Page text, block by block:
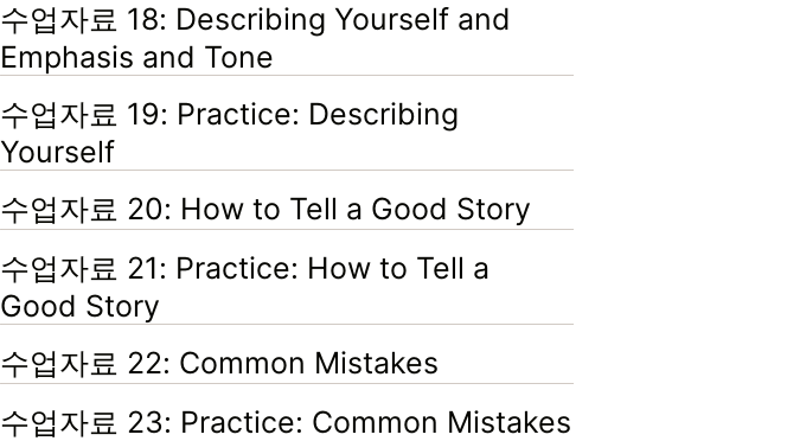
수업자료 18: Describing Yourself and
Emphasis and Tone
수업자료 19: Practice: Describing
Yourself
수업자료 20: How to Tell a Good Story
수업자료 21: Practice: How to Tell a
Good Story
수업자료 22: Common Mistakes
수업자료 23: Practice: Common Mistakes